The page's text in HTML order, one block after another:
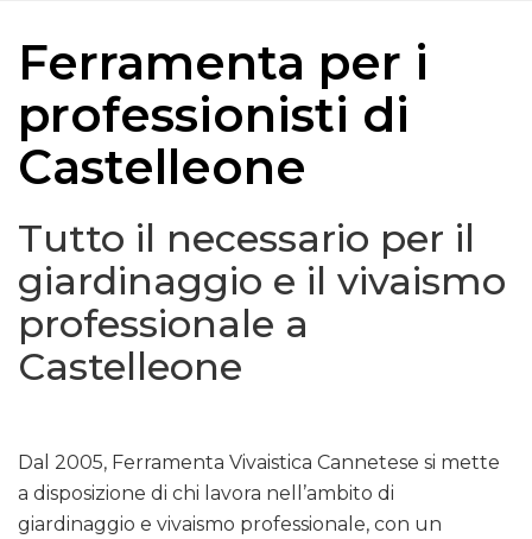
Ferramenta per i
professionisti di
Castelleone
Tutto il necessario per il
giardinaggio e il vivaismo
professionale a
Castelleone
Dal 2005, Ferramenta Vivaistica Cannetese si mette
a disposizione di chi lavora nell’ambito di
giardinaggio e vivaismo professionale, con un